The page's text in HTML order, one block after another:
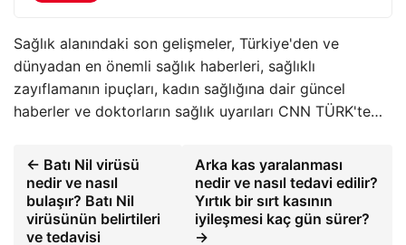
Sağlık alanındaki son gelişmeler, Türkiye'den ve
dünyadan en önemli sağlık haberleri, sağlıklı
zayıflamanın ipuçları, kadın sağlığına dair güncel
haberler ve doktorların sağlık uyarıları CNN TÜRK'te…
← Batı Nil virüsü
nedir ve nasıl
bulaşır? Batı Nil
virüsünün belirtileri
ve tedavisi
Arka kas yaralanması
nedir ve nasıl tedavi edilir?
Yırtık bir sırt kasının
iyileşmesi kaç gün sürer?
→